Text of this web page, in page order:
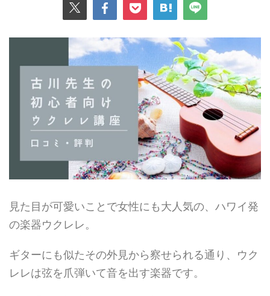
見た目が可愛いことで女性にも大人気の、ハワイ発
の楽器ウクレレ。
ギターにも似たその外見から察せられる通り、ウク
レレは弦を爪弾いて音を出す楽器です。